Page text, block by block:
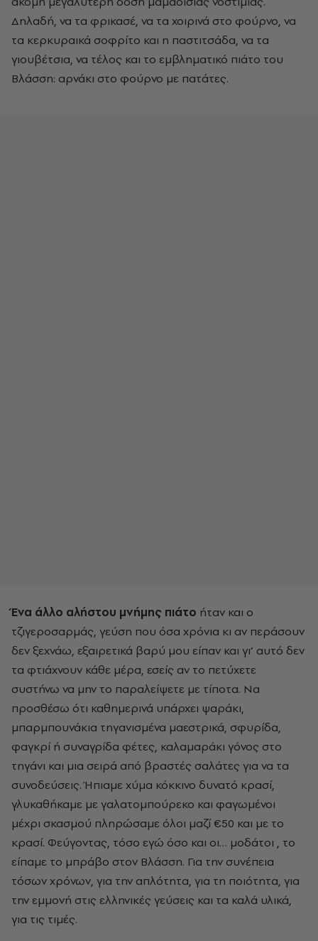
Δηλαδή, να τα φρικασέ, να τα χοιρινά στο φούρνο, να
τα κερκυραικά σοφρίτο και η παστιτσάδα, να τα
γιουβέτσια, να τέλος και το εμβληματικό πιάτο του
Βλάσση: αρνάκι στο φούρνο με πατάτες.
Ένα άλλο αλήστου μνήμης πιάτο ήταν και ο
τζιγεροσαρμάς, γεύση που όσα χρόνια κι αν περάσουν
δεν ξεχνάω, εξαιρετικά βαρύ μου είπαν και γι’ αυτό δεν
τα φτιάχνουν κάθε μέρα, εσείς αν το πετύχετε
συστήνω να μην το παραλείψετε με τίποτα. Να
προσθέσω ότι καθημερινά υπάρχει ψαράκι,
μπαρμπουνάκια τηγανισμένα μαεστρικά, σφυρίδα,
φαγκρί ή συναγρίδα φέτες, καλαμαράκι γόνος στο
τηγάνι και μια σειρά από βραστές σαλάτες για να τα
συνοδεύσεις. Ήπιαμε χύμα κόκκινο δυνατό κρασί,
γλυκαθήκαμε με γαλατομπούρεκο και φαγωμένοι
μέχρι σκασμού πληρώσαμε όλοι μαζί €50 και με το
κρασί. Φεύγοντας, τόσο εγώ όσο και οι… μοδάτοι , το
είπαμε το μπράβο στον Βλάσση. Για την συνέπεια
τόσων χρόνων, για την απλότητα, για τη ποιότητα, για
την εμμονή στις ελληνικές γεύσεις και τα καλά υλικά,
για τις τιμές.